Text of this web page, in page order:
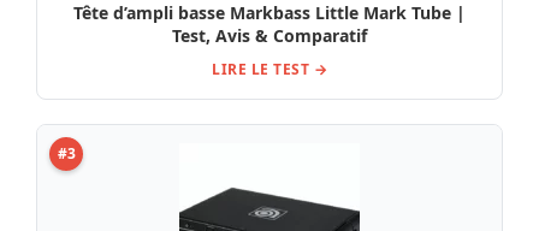
Tête d’ampli basse Markbass Little Mark Tube |
Test, Avis & Comparatif
LIRE LE TEST →
#3